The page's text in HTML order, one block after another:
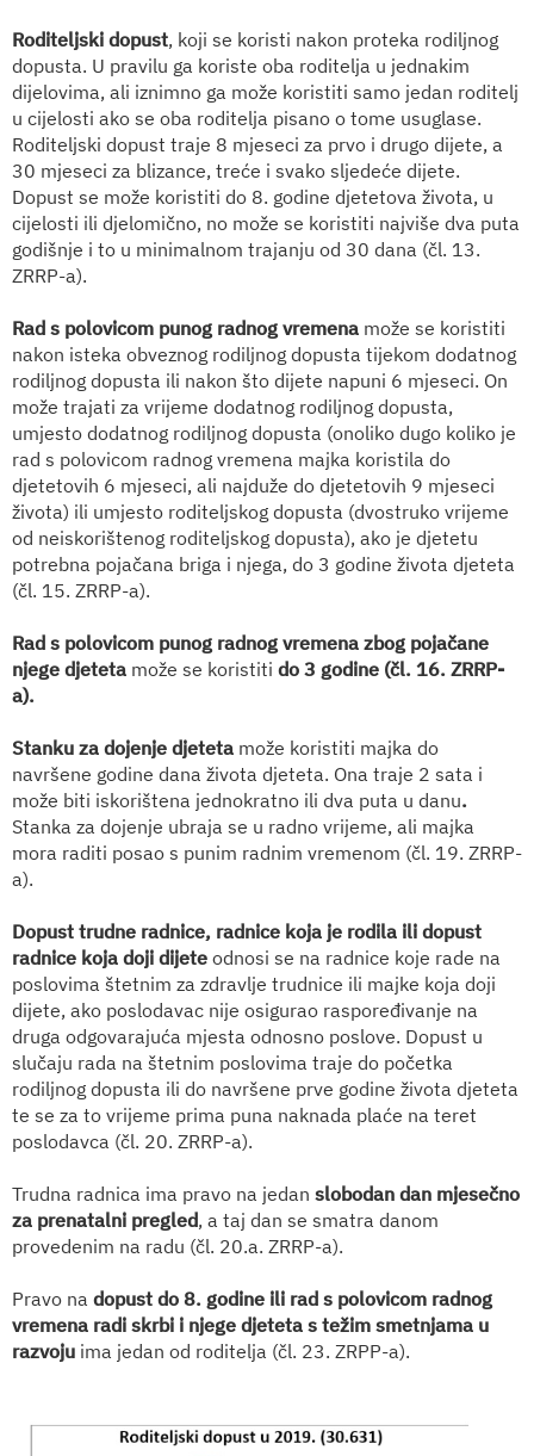
Roditeljski dopust, koji se koristi nakon proteka rodiljnog
dopusta. U pravilu ga koriste oba roditelja u jednakim
dijelovima, ali iznimno ga može koristiti samo jedan roditelj
u cijelosti ako se oba roditelja pisano o tome usuglase.
Roditeljski dopust traje 8 mjeseci za prvo i drugo dijete, a
30 mjeseci za blizance, treće i svako sljedeće dijete.
Dopust se može koristiti do 8. godine djetetova života, u
cijelosti ili djelomično, no može se koristiti najviše dva puta
godišnje i to u minimalnom trajanju od 30 dana (čl. 13.
ZRRP-a).
Rad s polovicom punog radnog vremena može se koristiti
nakon isteka obveznog rodiljnog dopusta tijekom dodatnog
rodiljnog dopusta ili nakon što dijete napuni 6 mjeseci. On
može trajati za vrijeme dodatnog rodiljnog dopusta,
umjesto dodatnog rodiljnog dopusta (onoliko dugo koliko je
rad s polovicom radnog vremena majka koristila do
djetetovih 6 mjeseci, ali najduže do djetetovih 9 mjeseci
života) ili umjesto roditeljskog dopusta (dvostruko vrijeme
od neiskorištenog roditeljskog dopusta), ako je djetetu
potrebna pojačana briga i njega, do 3 godine života djeteta
(čl. 15. ZRRP-a).
Rad s polovicom punog radnog vremena zbog pojačane
njege djeteta može se koristiti do 3 godine (čl. 16. ZRRP-
a).
Stanku za dojenje djeteta može koristiti majka do
navršene godine dana života djeteta. Ona traje 2 sata i
može biti iskorištena jednokratno ili dva puta u danu.
Stanka za dojenje ubraja se u radno vrijeme, ali majka
mora raditi posao s punim radnim vremenom (čl. 19. ZRRP-
a).
Dopust trudne radnice, radnice koja je rodila ili dopust
radnice koja doji dijete odnosi se na radnice koje rade na
poslovima štetnim za zdravlje trudnice ili majke koja doji
dijete, ako poslodavac nije osigurao raspoređivanje na
druga odgovarajuća mjesta odnosno poslove. Dopust u
slučaju rada na štetnim poslovima traje do početka
rodiljnog dopusta ili do navršene prve godine života djeteta
te se za to vrijeme prima puna naknada plaće na teret
poslodavca (čl. 20. ZRRP-a).
Trudna radnica ima pravo na jedan slobodan dan mjesečno
za prenatalni pregled, a taj dan se smatra danom
provedenim na radu (čl. 20.a. ZRRP-a).
Pravo na dopust do 8. godine ili rad s polovicom radnog
vremena radi skrbi i njege djeteta s težim smetnjama u
razvoju ima jedan od roditelja (čl. 23. ZRPP-a).